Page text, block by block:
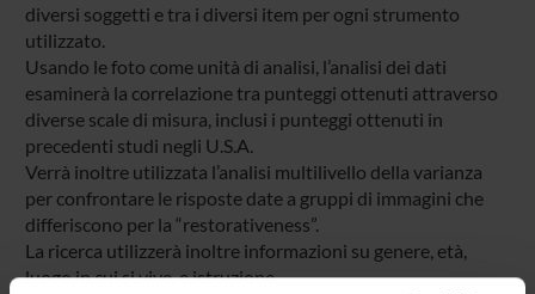
diversi soggetti e tra i diversi item per ogni strumento
utilizzato.
Usando le foto come unità di analisi, l’analisi dei dati
esaminerà la correlazione tra punteggi ottenuti attraverso
diverse scale di misura, inclusi i punteggi ottenuti in
precedenti studi negli U.S.A.
Verrà inoltre utilizzata l’analisi multilivello della varianza
per confrontare le risposte date a gruppi di immagini che
differiscono per la “restorativeness”.
La ricerca utilizzerà inoltre informazioni su genere, età,
luogo in cui si vive, e istruzione